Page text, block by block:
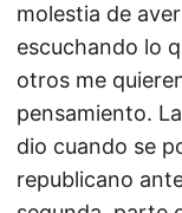
molestia de
escuchando lo
otros me
pensamiento.
dio cuando se
republicano